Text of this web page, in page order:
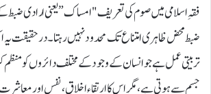
فقہِ اسلامی میں صوم کی تعریف "امساک” یعنی ارادی ضبط کے
ضبط محض ظاہری امتناع تک محدود نہیں رہتا۔ درحقیقت
تربیتی عمل ہے جو انسان کے وجود کے مختلف دائروں کو
جسم سے ہوتی ہے، مگر اس کا ارتقاء اخلاق، نفس اور